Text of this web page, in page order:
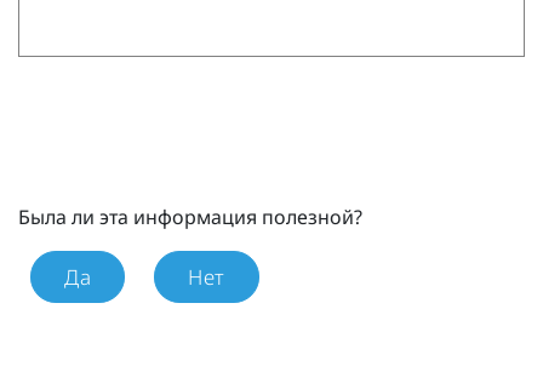
Была ли эта информация полезной?
Да Нет